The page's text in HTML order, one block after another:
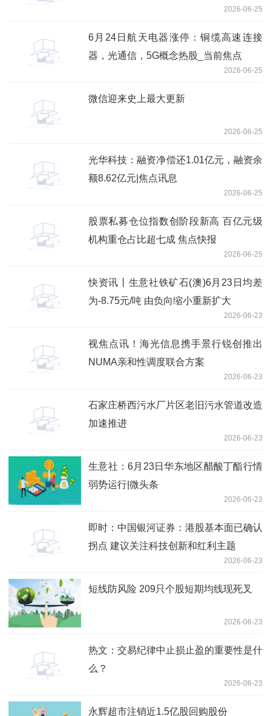
2026-06-25
6月24日航天电器涨停：铜缆高速连接
器，光通信，5G概念热股_当前焦点
2026-06-25
微信迎来史上最大更新
2026-06-25
光华科技：融资净偿还1.01亿元，融资余
额8.62亿元|焦点讯息
2026-06-25
股票私募仓位指数创阶段新高 百亿元级
机构重仓占比超七成 焦点快报
2026-06-25
快资讯丨生意社铁矿石(澳)6月23日均差
为-8.75元/吨 由负向缩小重新扩大
2026-06-23
视焦点讯！海光信息携手景行锐创推出
NUMA亲和性调度联合方案
2026-06-23
石家庄桥西污水厂片区老旧污水管道改造
加速推进
2026-06-23
生意社：6月23日华东地区醋酸丁酯行情
弱势运行|微头条
2026-06-23
即时：中国银河证券：港股基本面已确认
拐点 建议关注科技创新和红利主题
2026-06-23
短线防风险 209只个股短期均线现死叉
2026-06-23
热文：交易纪律中止损止盈的重要性是什
么？
2026-06-23
永辉超市注销近1.5亿股回购股份